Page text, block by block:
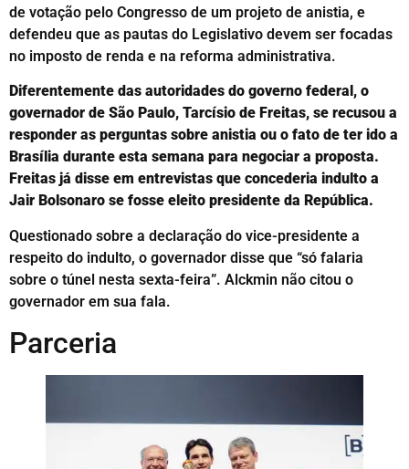
de votação pelo Congresso de um projeto de anistia, e
defendeu que as pautas do Legislativo devem ser focadas
no imposto de renda e na reforma administrativa.
Diferentemente das autoridades do governo federal, o
governador de São Paulo, Tarcísio de Freitas, se recusou a
responder as perguntas sobre anistia ou o fato de ter ido a
Brasília durante esta semana para negociar a proposta.
Freitas já disse em entrevistas que concederia indulto a
Jair Bolsonaro se fosse eleito presidente da República.
Questionado sobre a declaração do vice-presidente a
respeito do indulto, o governador disse que “só falaria
sobre o túnel nesta sexta-feira”. Alckmin não citou o
governador em sua fala.
Parceria